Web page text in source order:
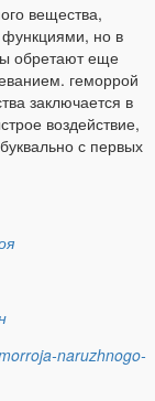
вещества,
но в
обретают еще
геморрой
заключается в
воздействие,
с первых
naruzhnogo-